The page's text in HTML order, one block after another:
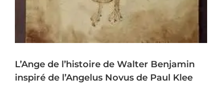
L’Ange de l’histoire de Walter Benjamin
inspiré de l’Angelus Novus de Paul Klee